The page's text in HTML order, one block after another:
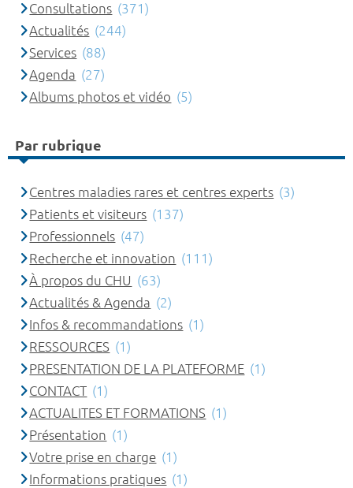
Consultations (371)
Actualités (244)
Services (88)
Agenda (27)
Albums photos et vidéo (5)
Par rubrique
Centres maladies rares et centres experts (3)
Patients et visiteurs (137)
Professionnels (47)
Recherche et innovation (111)
À propos du CHU (63)
Actualités & Agenda (2)
Infos & recommandations (1)
RESSOURCES (1)
PRESENTATION DE LA PLATEFORME (1)
CONTACT (1)
ACTUALITES ET FORMATIONS (1)
Présentation (1)
Votre prise en charge (1)
Informations pratiques (1)